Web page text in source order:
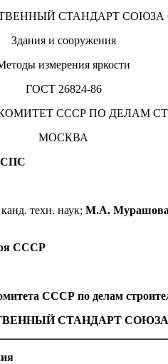
СТАНДАРТ СОЮЗА
Здания и сооружения
измерения яркости
ГОСТ 26824-86
СССР ПО ДЕЛАМ
МОСКВА
канд. техн. наук; М.А. Мурашова
СССР
СССР по делам
СТАНДАРТ